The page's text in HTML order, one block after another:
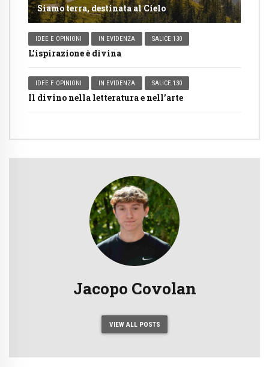
Siamo terra, destinata al Cielo
IDEE E OPINIONI IN EVIDENZA SALICE 130
L’ispirazione è divina
IDEE E OPINIONI IN EVIDENZA SALICE 130
Il divino nella letteratura e nell’arte
Jacopo Covolan
VIEW ALL POSTS